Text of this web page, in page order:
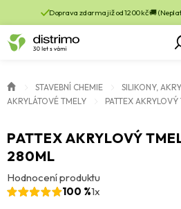
Doprava zdarma již od 1200 kč 🚚
STAVEBNÍ CHEMIE
SILIKONY,
AKRYLÁTOVÉ TMELY
PATTEX
PATTEX AKRYLOVÝ
280ML
Hodnocení produktu
100 %1x